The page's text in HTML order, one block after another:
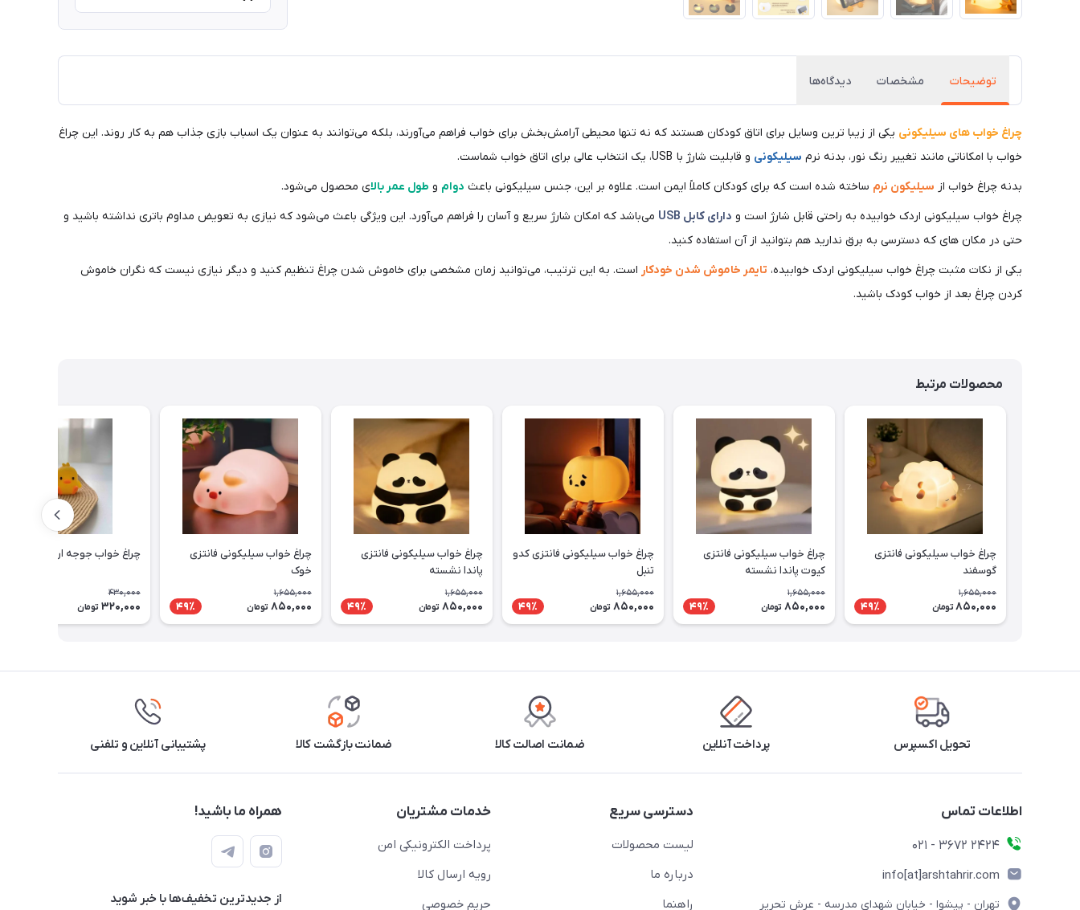
توضیحات مشخصات دیدگاه‌ها
چراغ خواب های سیلیکونی یکی از زیبا ترین وسایل برای اتاق کودکان هستند که نه تنها محیطی آرامش‌بخش برای خواب فراهم می‌آورند، بلکه می‌توانند به عنوان یک اسباب بازی جذاب هم به کار روند. این چراغ
خواب با امکاناتی مانند تغییر رنگ نور، بدنه نرم سیلیکونی و قابلیت شارژ با USB، یک انتخاب عالی برای اتاق خواب شماست.
بدنه چراغ خواب از سیلیکون نرم ساخته شده است که برای کودکان کاملاً ایمن است. علاوه بر این، جنس سیلیکونی باعث دوام و طول عمر بالای محصول می‌شود.
چراغ خواب سیلیکونی اردک خوابیده به راحتی قابل شارژ است و دارای کابل USB
می‌باشد که امکان شارژ سریع و آسان را فراهم می‌آورد. این ویژگی باعث می‌شود که نیازی به تعویض مداوم باتری‌ نداشته باشید و
حتی در مکان های که دسترسی به برق ندارید هم بتوانید از آن استفاده کنید.
یکی از نکات مثبت چراغ خواب سیلیکونی اردک خوابیده، تایمر خاموش شدن خودکار است. به این ترتیب، می‌توانید زمان مشخصی برای خاموش شدن چراغ تنظیم کنید و دیگر نیازی نیست که نگران خاموش
کردن چراغ بعد از خواب کودک باشید.
محصولات مرتبط
چراغ خواب سیلیکونی فانتزی
گوسفند
1,655,000
850,000 تومان 49٪
چراغ خواب سیلیکونی فانتزی
کیوت پاندا نشسته
1,655,000
850,000 تومان 49٪
چراغ خواب سیلیکونی فانتزی کدو
تنبل
1,655,000
850,000 تومان 49٪
چراغ خواب سیلیکونی فانتزی
پاندا نشسته
1,655,000
850,000 تومان 49٪
چراغ خواب سیلیکونی فانتزی
خوک
1,655,000
850,000 تومان 49٪
چراغ خواب جوجه اردک کوچولو
430,000
320,000 تومان
تحویل اکسپرس پرداخت آنلاین ضمانت اصالت کالا ضمانت بازگشت کالا پشتیبانی آنلاین و تلفنی
اطلاعات تماس
2424 3672 - 021
info[at]arshtahrir.com
تهران - پیشوا - خیابان شهدای مدرسه - عرش تحریر
دسترسی سریع
لیست محصولات
درباره ما
راهنما
خدمات مشتریان
پرداخت الکترونیکی امن
رویه ارسال کالا
حریم خصوصی
همراه ما باشید!
از جدید‌ترین تخفیف‌ها با‌ خبر شوید